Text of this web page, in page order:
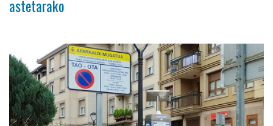
astetarako